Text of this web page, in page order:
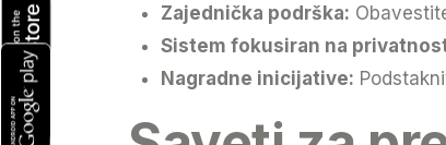
Zajednička podrška:
Sistem fokusiran na
Nagradne inicijative: